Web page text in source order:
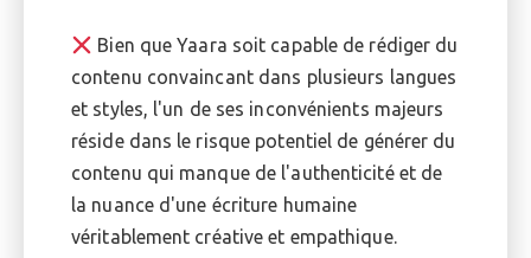
Bien que Yaara soit capable de rédiger du
contenu convaincant dans plusieurs langues
et styles, l'un de ses inconvénients majeurs
réside dans le risque potentiel de générer du
contenu qui manque de l'authenticité et de
la nuance d'une écriture humaine
véritablement créative et empathique.